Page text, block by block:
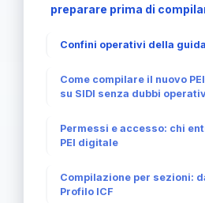
preparare prima di
Confini operativi della guida
Come compilare il nuovo
su SIDI senza dubbi
Permessi e accesso: chi
PEI digitale
Compilazione per sezioni:
Profilo ICF